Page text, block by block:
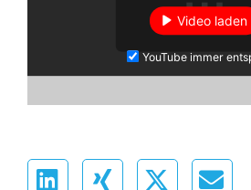
Video laden
YouTube immer